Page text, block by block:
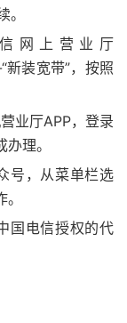
网上营业厅
装宽带”，按照
业厅APP，登录
理。
号，从菜单栏选
国电信授权的代